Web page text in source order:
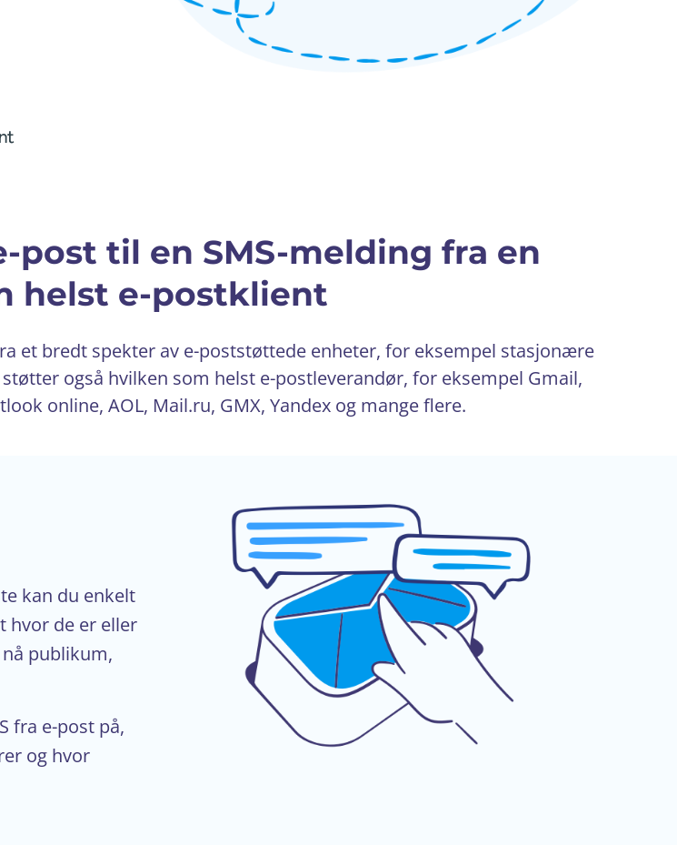
post til en SMS-melding fra en
helst e-postklient
et bredt spekter av e-poststøttede enheter, for eksempel stasjonære
også hvilken som helst e-postleverandør, for eksempel Gmail,
online, AOL, Mail.ru, GMX, Yandex og mange flere.
kan du enkelt
hvor de er eller
publikum,
fra e-post på,
og hvor